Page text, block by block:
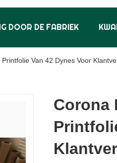
DOOR DE FABRIEK
Van 42 Dynes Voor
Corona
Corona